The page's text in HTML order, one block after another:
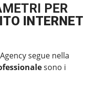
PER
INTERNET
segue nella
sono i